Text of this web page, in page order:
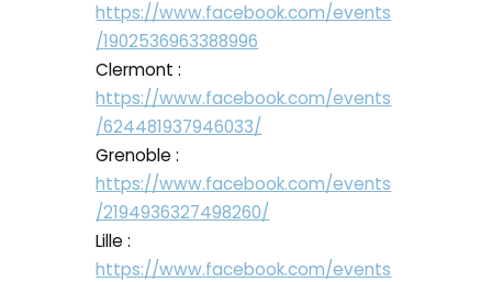
https://www.facebook.com/events
/1902536963388996
Clermont :
https://www.facebook.com/events
/624481937946033/
Grenoble :
https://www.facebook.com/events
/2194936327498260/
Lille :
https://www.facebook.com/events